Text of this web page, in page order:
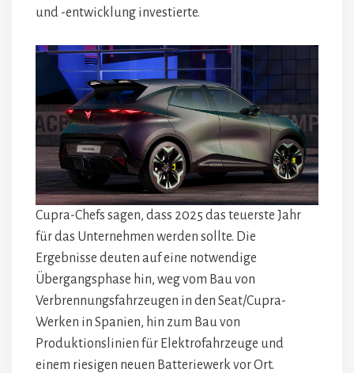
und -entwicklung investierte.
Cupra-Chefs sagen, dass 2025 das teuerste Jahr
für das Unternehmen werden sollte. Die
Ergebnisse deuten auf eine notwendige
Übergangsphase hin, weg vom Bau von
Verbrennungsfahrzeugen in den Seat/Cupra-
Werken in Spanien, hin zum Bau von
Produktionslinien für Elektrofahrzeuge und
einem riesigen neuen Batteriewerk vor Ort.